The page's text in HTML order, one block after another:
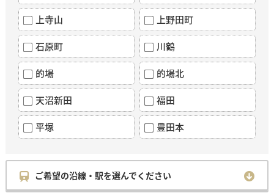
上寺山 上野田町
石原町 川鶴
的場 的場北
天沼新田 福田
平塚 豊田本
ご希望の沿線・駅を選んでください